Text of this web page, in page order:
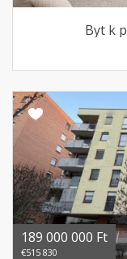
Byt k
189 000 000 Ft
€515 830